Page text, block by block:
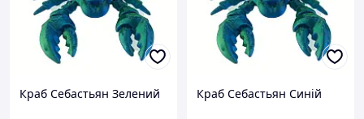
Краб Себастьян Зелений Краб Себастьян Синій